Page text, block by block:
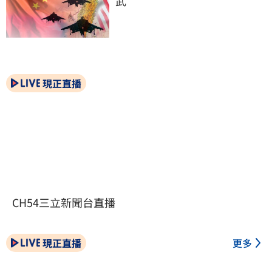
現正直播
CH54三立新聞台直播
現正直播 更多